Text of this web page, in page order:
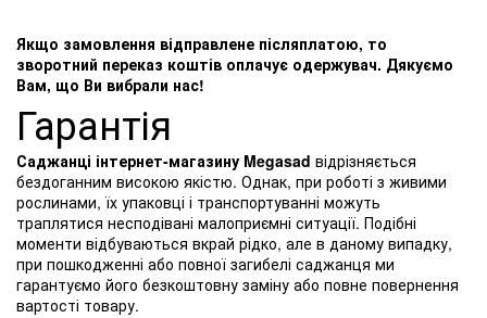
Якщо замовлення відправлене післяплатою, то
зворотний переказ коштів оплачує одержувач. Дякуємо
Вам, що Ви вибрали нас!
Гарантія
Саджанці інтернет-магазину Megasad відрізняється
бездоганним високою якістю. Однак, при роботі з живими
рослинами, їх упаковці і транспортуванні можуть
траплятися несподівані малоприємні ситуації. Подібні
моменти відбуваються вкрай рідко, але в даному випадку,
при пошкодженні або повної загибелі саджанця ми
гарантуємо його безкоштовну заміну або повне повернення
вартості товару.